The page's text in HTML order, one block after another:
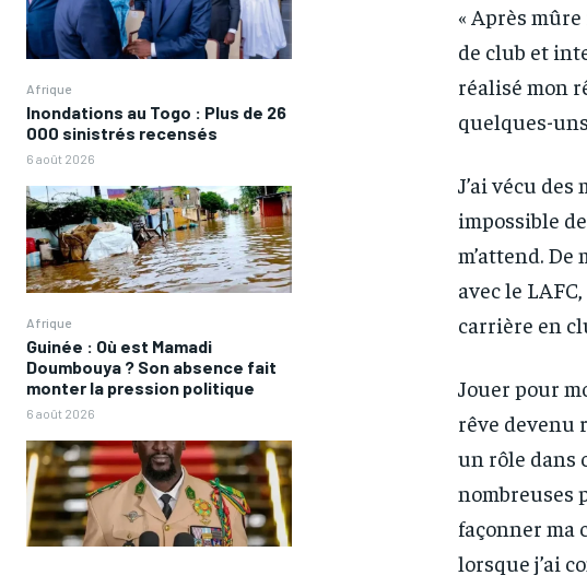
Afrique
Inondations au Togo : Plus de 26
000 sinistrés recensés
6 août 2026
Afrique
Guinée : Où est Mamadi
Doumbouya ? Son absence fait
monter la pression politique
6 août 2026
« Après
de club et
réalisé mon
quelques-
J’ai vécu
impossible
m’attend.
avec le
carrière en
Jouer pour
rêve devenu
un rôle dans
nombreuses
façonner ma
lorsque j’ai